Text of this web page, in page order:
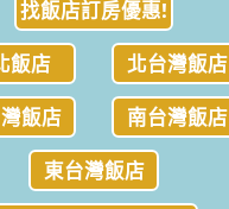
找飯店訂房優惠!
飯店
北台灣飯店
飯店
南台灣飯店
東台灣飯店